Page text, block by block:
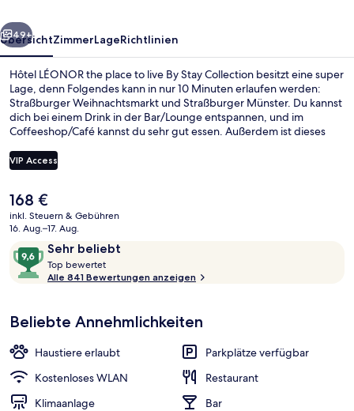
By
Stay
Collection
Weiter
49+
ÜbersichtZimmerLageRichtlinien
Hôtel LÉONOR the place to live By Stay Collection besitzt eine super
Lage, denn Folgendes kann in nur 10 Minuten erlaufen werden:
Straßburger Weihnachtsmarkt und Straßburger Münster. Du kannst
dich bei einem Drink in der Bar/Lounge entspannen, und im
Coffeeshop/Café kannst du sehr gut essen. Außerdem ist dieses
hilfsbereite Personal und der allgemeine Zustand erhalten tolle
Bewertungen von anderen Reisenden. Die öffentlichen
Straßenbahnhaltestelle Place Broglie sind es 3 Minuten und zur
Straßenbahnhaltestelle Homme de Fer 4 Minuten.
VIP Access
Der
aktuelle
Preis
168 €.
168 €
inkl. Steuern & Gebühren
16. Aug.–17. Aug.
Bewertungen
Sehr beliebt
9,6
von
10,
beliebt
Top bewertet
o
b
w
r
Alle 841 Bewertungen anzeigen
Beliebte Annehmlichkeiten
Haustiere erlaubt
Parkplätze verfügbar
Kostenloses WLAN
Restaurant
Klimaanlage
Bar